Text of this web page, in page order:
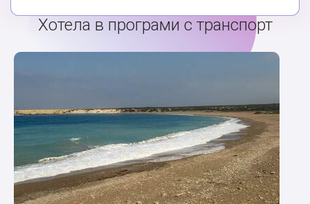
Хотела в програми с транспорт